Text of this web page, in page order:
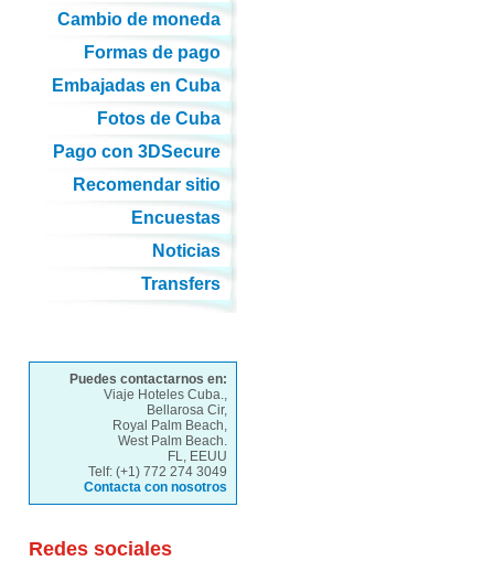
Cambio de moneda
Formas de pago
Embajadas en Cuba
Fotos de Cuba
Pago con 3DSecure
Recomendar sitio
Encuestas
Noticias
Transfers
Puedes contactarnos en:
Viaje Hoteles Cuba.,
Bellarosa Cir,
Royal Palm Beach,
West Palm Beach.
FL, EEUU
Telf: (+1) 772 274 3049
Contacta con nosotros
Redes sociales